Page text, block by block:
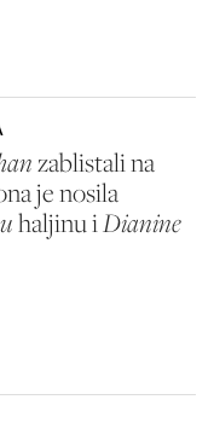
zablistali na
je nosila
haljinu iDianine